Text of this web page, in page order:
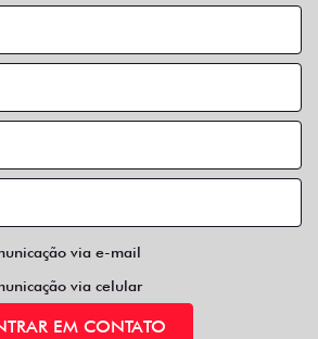
via e-mail
via celular
EM CONTATO